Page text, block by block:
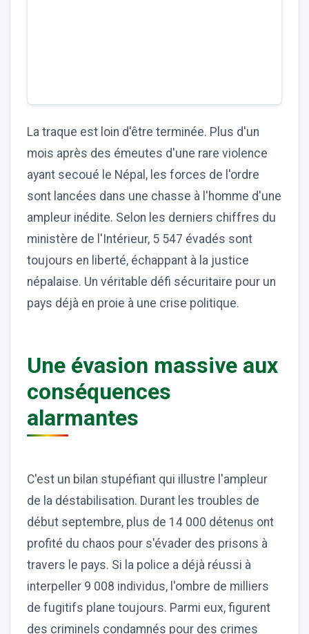
La traque est loin d'être terminée. Plus d'un
mois après des émeutes d'une rare violence
ayant secoué le Népal, les forces de l'ordre
sont lancées dans une chasse à l'homme d'une
ampleur inédite. Selon les derniers chiffres du
ministère de l'Intérieur, 5 547 évadés sont
toujours en liberté, échappant à la justice
népalaise. Un véritable défi sécuritaire pour un
pays déjà en proie à une crise politique.
Une évasion massive aux
conséquences
alarmantes
C'est un bilan stupéfiant qui illustre l'ampleur
de la déstabilisation. Durant les troubles de
début septembre, plus de 14 000 détenus ont
profité du chaos pour s'évader des prisons à
travers le pays. Si la police a déjà réussi à
interpeller 9 008 individus, l'ombre de milliers
de fugitifs plane toujours. Parmi eux, figurent
des criminels condamnés pour des crimes